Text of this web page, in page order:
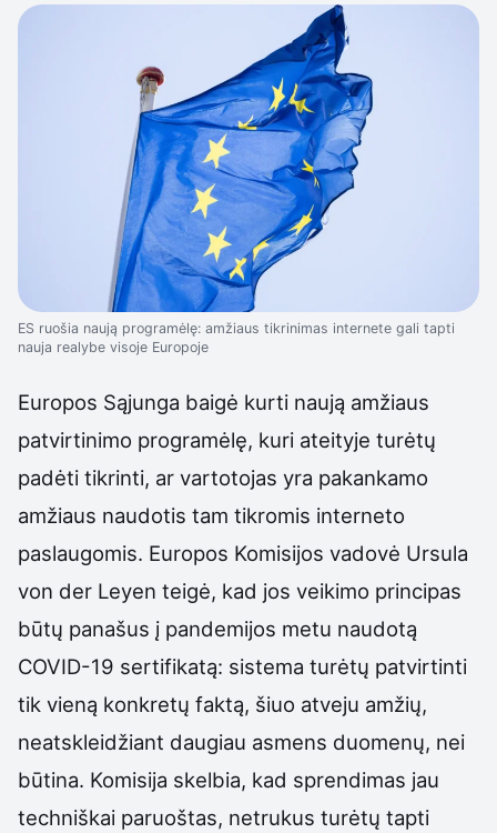
ES ruošia naują programėlę: amžiaus tikrinimas internete gali tapti
nauja realybe visoje Europoje
Europos Sąjunga baigė kurti naują amžiaus
patvirtinimo programėlę, kuri ateityje turėtų
padėti tikrinti, ar vartotojas yra pakankamo
amžiaus naudotis tam tikromis interneto
paslaugomis. Europos Komisijos vadovė Ursula
von der Leyen teigė, kad jos veikimo principas
būtų panašus į pandemijos metu naudotą
COVID-19 sertifikatą: sistema turėtų patvirtinti
tik vieną konkretų faktą, šiuo atveju amžių,
neatskleidžiant daugiau asmens duomenų, nei
būtina. Komisija skelbia, kad sprendimas jau
techniškai paruoštas, netrukus turėtų tapti